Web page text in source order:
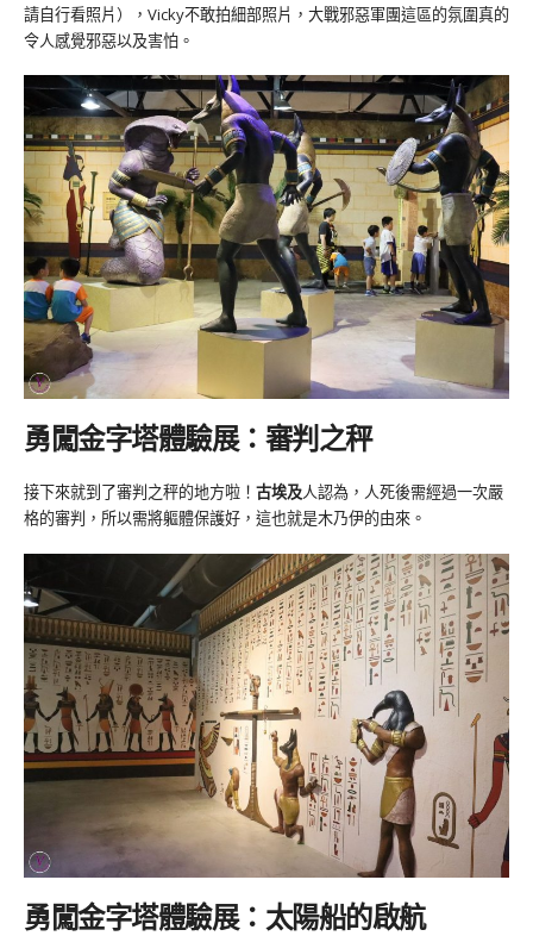
請自行看照片），Vicky不敢拍細部照片，大戰邪惡軍團這區的氛圍真的
令人感覺邪惡以及害怕。
勇闖金字塔體驗展：審判之秤
接下來就到了審判之秤的地方啦！ 古埃及人認為，人死後需經過一次嚴
格的審判，所以需將軀體保護好，這也就是木乃伊的由來。
勇闖金字塔體驗展：太陽船的啟航